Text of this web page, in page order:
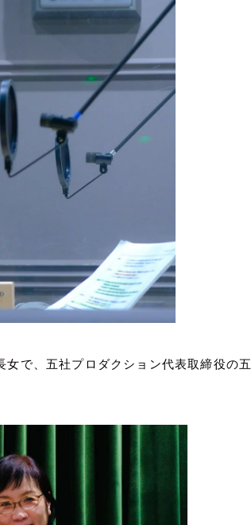
で、五社プロダクション代表取締役の五